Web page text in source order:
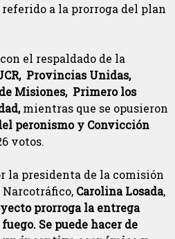
a la prorroga del plan
el respaldado de la
Provincias Unidas,
Misiones, Primero los
mientras que se opusieron
peronismo y Convicción
votos.
la presidenta de la comisión
Carolina Losada,
prorroga la entrega
Se puede hacer de